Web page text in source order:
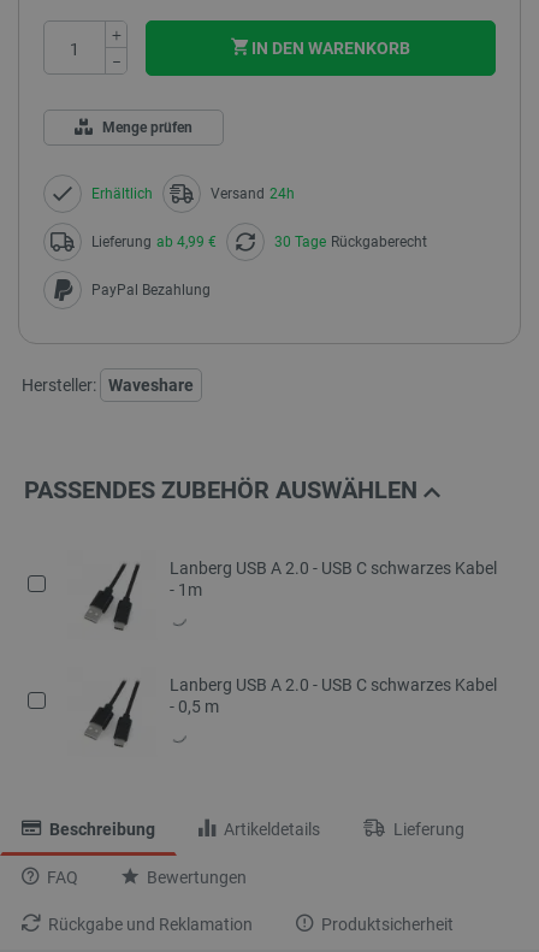
+
−
IN DEN WARENKORB
Menge prüfen
Erhältlich Versand 24h
Lieferung ab 4,99 € 30 Tage Rückgaberecht
PayPal Bezahlung
Hersteller: Waveshare
PASSENDES ZUBEHÖR AUSWÄHLEN
Lanberg USB A 2.0 - USB C schwarzes Kabel
- 1m
Lanberg USB A 2.0 - USB C schwarzes Kabel
- 0,5 m
Beschreibung Artikeldetails Lieferung
FAQ Bewertungen
Rückgabe und Reklamation Produktsicherheit